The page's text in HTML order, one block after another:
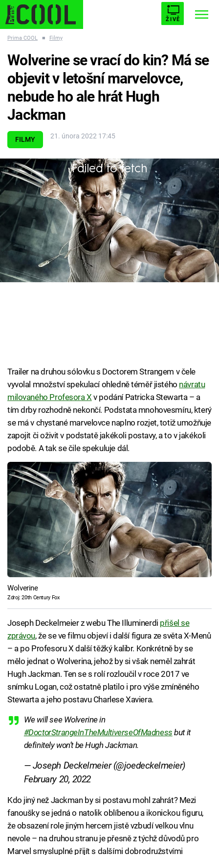
ŽIVĚ
ESCAPE PLNEJ KOTEL AVENGERS 5
Témata
Filmy
Seriály
Hry
Cool Esport
Pořady
TV Program
Sledujte nás
Prima COOL ■ Filmy
FILMY 21. února 2022 17:45
Wolverine se vrací do kin? Má se
objevit v letošní marvelovce,
nebude ho ale hrát Hugh
Jackman
Failed to fetch
Marvel možná nesáhne do své databáze X-Menů
jen pro Profesora X...
Trailer na druhou sólovku s Doctorem Strangem v čele
vyvolal množství spekulací ohledně téměř jistého návratu
milovaného Profesora X v podání Patricka Stewarta – a
tím drby rozhodně nekončí. Podstata mnohovesmíru, který
se má v chystané marvelovce naplno rozjet, totiž umožňuje
zapojit či oživit v podstatě jakékoli postavy, a to v jakékoli
podobě. A tak se čile spekuluje dál.
Wolverine
Zdroj: 20th Century Fox
Joseph Deckelmeier z webu The Illuminerdi přišel se
zprávou, že se ve filmu objeví i další figura ze světa X-Menů
– a po Profesoru X další těžký kalibr. Konkrétně by se
mělo jednat o Wolverina, jehož by si však neměl zahrát
Hugh Jackman. Ten se s rolí rozloučil v roce 2017 ve
snímku Logan, což ostatně platilo i pro výše zmíněného
Stewarta a jeho postavu Charlese Xaviera.
We will see Wolverine in
#DoctorStrangeInTheMultiverseOfMadness but it
definitely won’t be Hugh Jackman.
— Joseph Deckelmeier (@joedeckelmeier)
February 20, 2022
Kdo jiný než Jackman by si postavu mohl zahrát? Mezi
fanoušky se jedná o natolik oblíbenou a ikonickou figuru,
že obsazení role jiným hercem jistě vzbudí velkou vlnu
nevole – na druhou stranu je přesně z týchž důvodů pro
Marvel smysluplné přijít s dalšími dobrodružstvími